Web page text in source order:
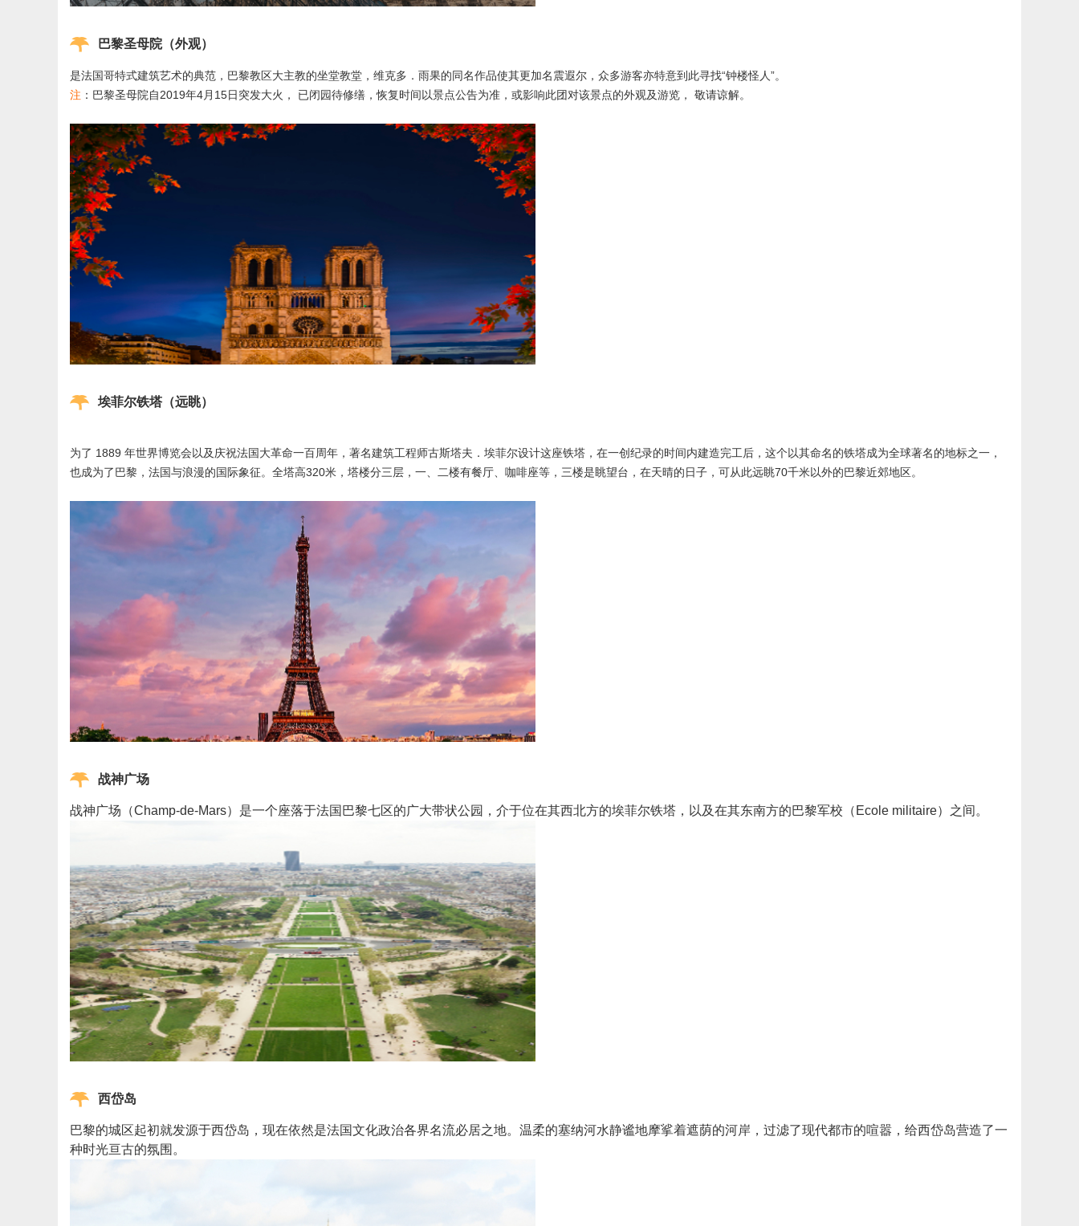
巴黎圣母院（外观）
是法国哥特式建筑艺术的典范，巴黎教区大主教的坐堂教堂，维克多．雨果的同名作品使其更加名震遐尔，众多游客亦特意到此寻找“钟楼怪人”。
注 ：巴黎圣母院自2019年4月15日突发大火， 已闭园待修缮，恢复时间以景点公告为准，或影响此团对该景点的外观及游览， 敬请谅解。
埃菲尔铁塔（远眺）
为了 1889 年世界博览会以及庆祝法国大革命一百周年，著名建筑工程师古斯塔夫．埃菲尔设计这座铁塔，在一创纪录的时间内建造完工后，这个以其命名的铁塔成为全球著名的地标之一，
也成为了巴黎，法国与浪漫的国际象征。全塔高320米，塔楼分三层，一、二楼有餐厅、咖啡座等，三楼是眺望台，在天晴的日子，可从此远眺70千米以外的巴黎近郊地区。
战神广场
战神广场（Champ-de-Mars）是一个座落于法国巴黎七区的广大带状公园，介于位在其西北方的埃菲尔铁塔，以及在其东南方的巴黎军校（Ecole militaire）之间。
西岱岛
巴黎的城区起初就发源于西岱岛，现在依然是法国文化政治各界名流必居之地。温柔的塞纳河水静谧地摩挲着遮荫的河岸，过滤了现代都市的喧嚣，给西岱岛营造了一
种时光亘古的氛围。